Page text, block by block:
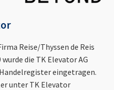
Reise/Thyssen de Reis
die TK Elevator AG
eingetragen.
unter TK Elevator